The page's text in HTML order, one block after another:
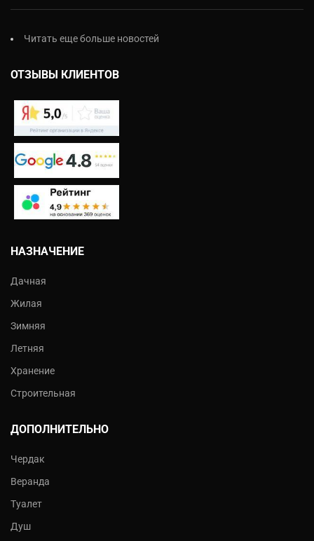
Читать еще больше новостей
ОТЗЫВЫ КЛИЕНТОВ
НАЗНАЧЕНИЕ
Дачная
Жилая
Зимняя
Летняя
Хранение
Строительная
ДОПОЛНИТЕЛЬНО
Чердак
Веранда
Туалет
Душ